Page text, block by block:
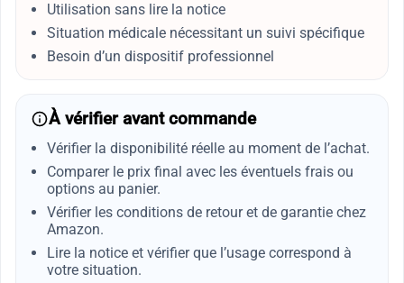
Utilisation sans lire la notice
Situation médicale nécessitant un suivi spécifique
Besoin d’un dispositif professionnel
À vérifier avant commande
Vérifier la disponibilité réelle au moment de l’achat.
Comparer le prix final avec les éventuels frais ou
options au panier.
Vérifier les conditions de retour et de garantie chez
Amazon.
Lire la notice et vérifier que l’usage correspond à
votre situation.